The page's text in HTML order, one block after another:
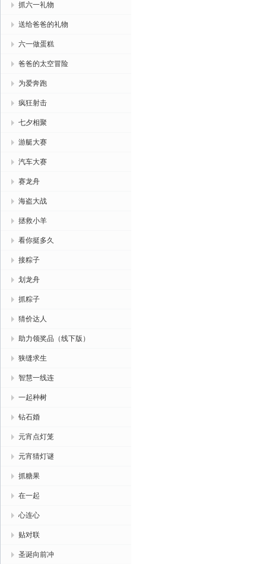
抓六一礼物
送给爸爸的礼物
六一做蛋糕
爸爸的太空冒险
为爱奔跑
疯狂射击
七夕相聚
游艇大赛
汽车大赛
赛龙舟
海盗大战
拯救小羊
看你挺多久
接粽子
划龙舟
抓粽子
猜价达人
助力领奖品（线下版）
狭缝求生
智慧一线连
一起种树
钻石婚
元宵点灯笼
元宵猜灯谜
抓糖果
在一起
心连心
贴对联
圣诞向前冲